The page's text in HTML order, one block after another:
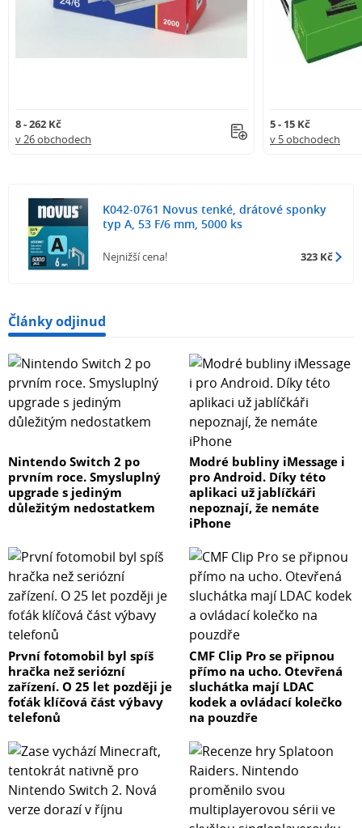
8 - 262 Kč
v 26 obchodech
5 - 15 Kč
v 5 obchodech
K042-0761 Novus tenké, drátové sponky
typ A, 53 F/6 mm, 5000 ks
Nejnižší cena! 323 Kč
Články odjinud
Nintendo Switch 2 po
prvním roce. Smysluplný
upgrade s jediným
důležitým nedostatkem
Modré bubliny iMessage i
pro Android. Díky této
aplikaci už jablíčkáři
nepoznají, že nemáte
iPhone
První fotomobil byl spíš
hračka než seriózní
zařízení. O 25 let později je
foťák klíčová část výbavy
telefonů
CMF Clip Pro se připnou
přímo na ucho. Otevřená
sluchátka mají LDAC
kodek a ovládací kolečko
na pouzdře